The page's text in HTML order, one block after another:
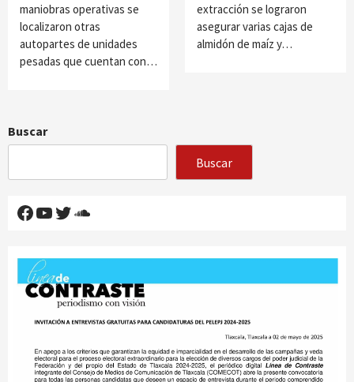
maniobras operativas se
localizaron otras
autopartes de unidades
pesadas que cuentan con…
extracción se lograron
asegurar varias cajas de
almidón de maíz y…
Buscar
Buscar
Facebook
YouTube
Twitter
SoundCloud